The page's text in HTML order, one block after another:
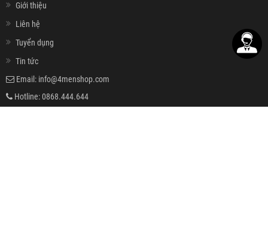
Giới thiệu
Liên hệ
Tuyển dụng
Tin tức
Email: info@4menshop.com
Hotline:0868.444.644